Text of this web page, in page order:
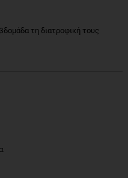
τη διατροφική τους